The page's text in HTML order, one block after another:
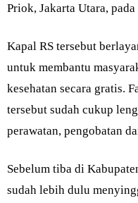
Priok, Jakarta Utara,
Kapal RS tersebut
untuk membantu
kesehatan secara gratis.
tersebut sudah cukup
perawatan, pengobatan
Sebelum tiba di
sudah lebih dulu